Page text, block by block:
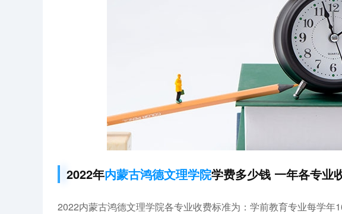
2022年内蒙古鸿德文理学院学费多少钱 一年各专业
2022内蒙古鸿德文理学院各专业收费标准为：学前教育专业每学